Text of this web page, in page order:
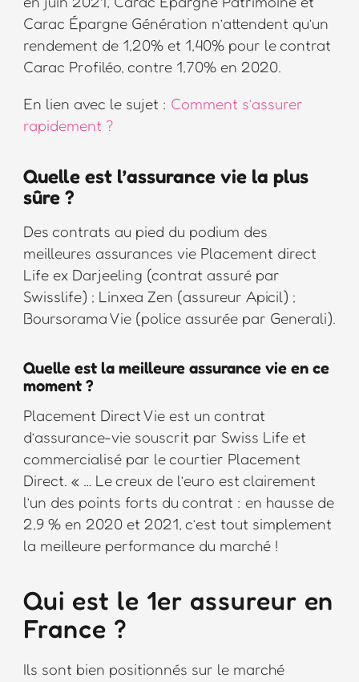
Carac Épargne Génération n’attendent qu’un
rendement de 1,20% et 1,40% pour le contrat
Carac Profiléo, contre 1,70% en 2020.
En lien avec le sujet : Comment s’assurer
rapidement ?
Quelle est l’assurance vie la plus
sûre ?
Des contrats au pied du podium des
meilleures assurances vie Placement direct
Life ex Darjeeling (contrat assuré par
Swisslife) ; Linxea Zen (assureur Apicil) ;
Boursorama Vie (police assurée par Generali).
Quelle est la meilleure assurance vie en ce
moment ?
Placement Direct Vie est un contrat
d’assurance-vie souscrit par Swiss Life et
commercialisé par le courtier Placement
Direct. « … Le creux de l’euro est clairement
l’un des points forts du contrat : en hausse de
2,9 % en 2020 et 2021, c’est tout simplement
la meilleure performance du marché !
Qui est le 1er assureur en
France ?
Ils sont bien positionnés sur le marché